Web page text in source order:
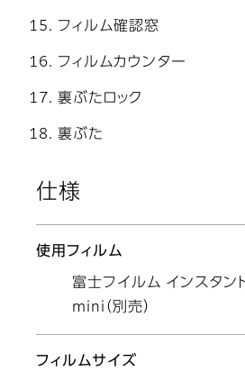
フィルム確認窓
フィルムカウンター
裏ぶたロック
裏ぶた
仕様
使用フィルム
富士フイルム インスタ
mini（別売）
フィルムサイズ